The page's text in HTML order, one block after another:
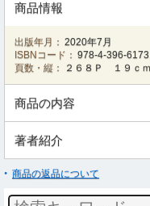
商品情報
出版年月： 2020年7月
ISBNコード： 978-4-396-
頁数・縦：
２６８Ｐ １９ｃｍ
商品の内容
著者紹介
商品の返品について